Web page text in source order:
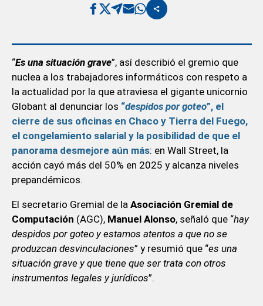
“Es una situación grave”, así describió el gremio que
nuclea a los trabajadores informáticos con respeto a
la actualidad por la que atraviesa el gigante unicornio
Globant al denunciar los “despidos por goteo”, el
cierre de sus oficinas en Chaco y Tierra del Fuego,
el congelamiento salarial y la posibilidad de que el
panorama desmejore aún más: en Wall Street, la
acción cayó más del 50% en 2025 y alcanza niveles
prepandémicos.
El secretario Gremial de la Asociación Gremial de
Computación (AGC), Manuel Alonso, señaló que “hay
despidos por goteo y estamos atentos a que no se
produzcan desvinculaciones” y resumió que “es una
situación grave y que tiene que ser trata con otros
instrumentos legales y jurídicos”.